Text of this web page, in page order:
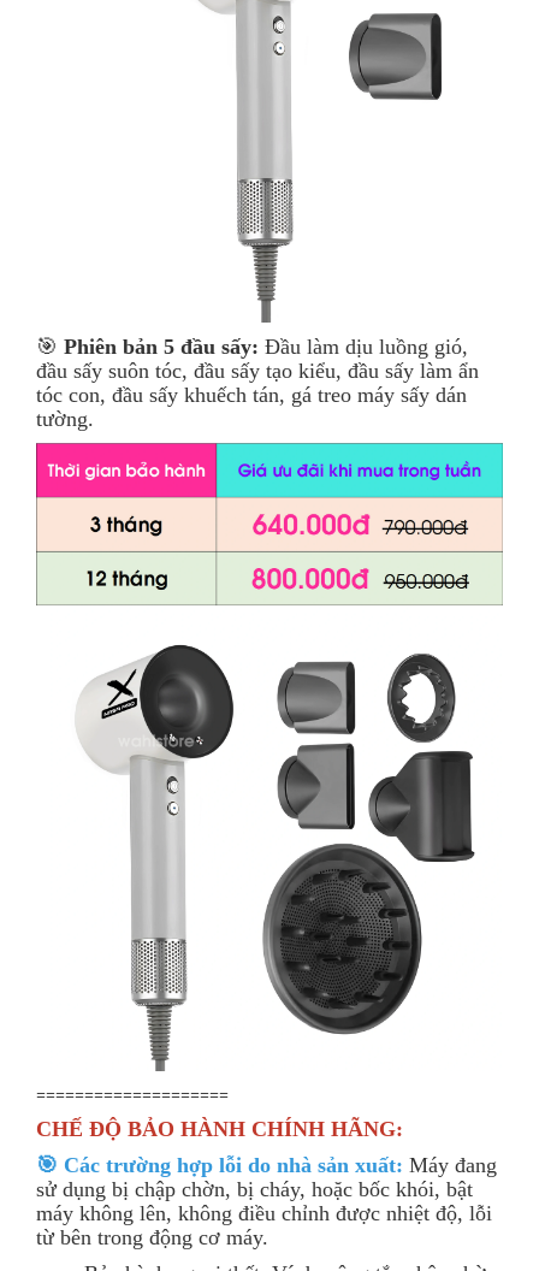
🎯 Phiên bản 5 đầu sấy: Đầu làm dịu luồng gió,
đầu sấy suôn tóc, đầu sấy tạo kiểu, đầu sấy làm ẩn
tóc con, đầu sấy khuếch tán, gá treo máy sấy dán
tường.
====================
CHẾ ĐỘ BẢO HÀNH CHÍNH HÃNG:
🎯 Các trường hợp lỗi do nhà sản xuất: Máy đang
sử dụng bị chập chờn, bị cháy, hoặc bốc khói, bật
máy không lên, không điều chỉnh được nhiệt độ, lỗi
từ bên trong động cơ máy.